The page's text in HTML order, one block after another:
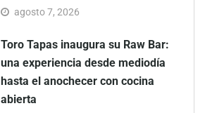
agosto 7, 2026
Toro Tapas inaugura su Raw Bar:
una experiencia desde mediodía
hasta el anochecer con cocina
abierta